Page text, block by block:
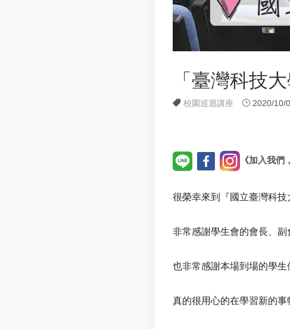
「臺灣科技
校園巡迴講座 2020/10/
《加入我們
很榮幸來到『國立臺灣科技
非常感謝學生會的會長、副
也非常感謝本場到場的學生
真的很用心的在學習新的事